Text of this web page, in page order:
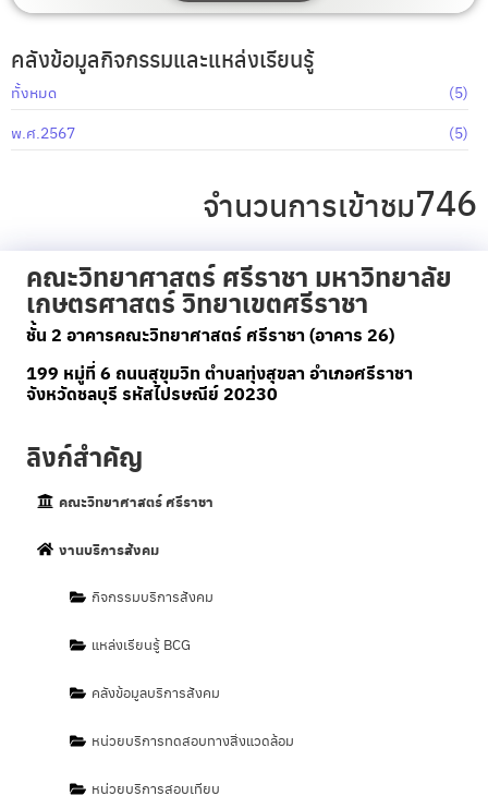
คลังข้อมูลกิจกรรมและแหล่งเรียนรู้
ทั้งหมด
(5)
พ.ศ.2567
(5)
746
จำนวนการเข้าชม
คณะวิทยาศาสตร์ ศรีราชา มหาวิทยาลัย
เกษตรศาสตร์ วิทยาเขตศรีราชา
ชั้น 2 อาคารคณะวิทยาศาสตร์ ศรีราชา (อาคาร 26)
199 หมู่ที่ 6 ถนนสุขุมวิท ตำบลทุ่งสุขลา อำเภอศรีราชา
จังหวัดชลบุรี รหัสไปรษณีย์ 20230
ลิงก์สำคัญ
คณะวิทยาศาสตร์ ศรีราชา
งานบริการสังคม
กิจกรรมบริการสังคม
แหล่งเรียนรู้ BCG
คลังข้อมูลบริการสังคม
หน่วยบริการทดสอบทางสิ่งแวดล้อม
หน่วยบริการสอบเทียบ